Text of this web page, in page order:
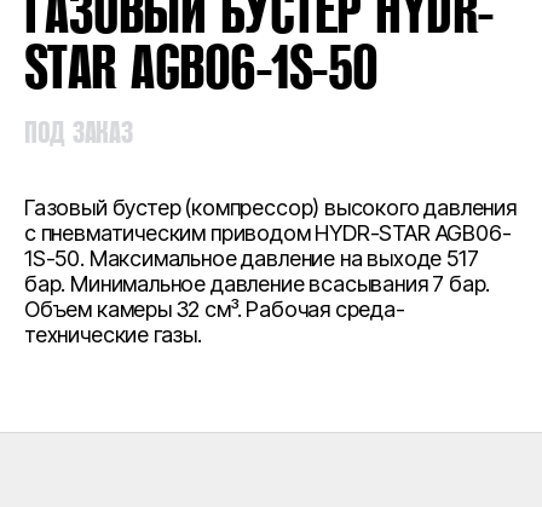
STAR AGB06-1S-50
ПОД ЗАКАЗ
Газовый бустер (компрессор) высокого давления
с пневматическим приводом HYDR-STAR AGB06-
1S-50. Максимальное давление на выходе 517
бар. Минимальное давление всасывания 7 бар.
Объем камеры 32 см³. Рабочая среда-
технические газы.